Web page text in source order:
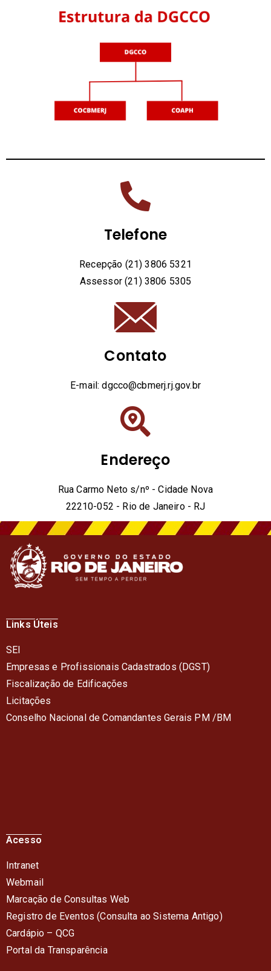
Telefone
Recepção (21) 3806 5321
Assessor (21) 3806 5305
Contato
E-mail: dgcco@cbmerj.rj.gov.br
Endereço
Rua Carmo Neto s/nº - Cidade Nova
22210-052 - Rio de Janeiro - RJ
Links Úteis
SEI
Empresas e Profissionais Cadastrados (DGST)
Fiscalização de Edificações
Licitações
Conselho Nacional de Comandantes Gerais PM /BM
Acesso
Intranet
Webmail
Marcação de Consultas Web
Registro de Eventos (Consulta ao Sistema Antigo)
Cardápio – QCG
Portal da Transparência